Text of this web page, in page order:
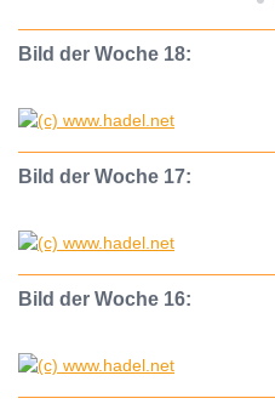
Bild der Woche 18:
Bild der Woche 17:
Bild der Woche 16: